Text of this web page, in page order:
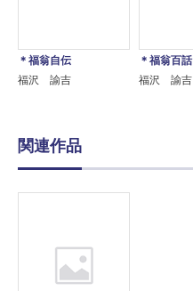
＊福翁自伝
福沢 諭吉
＊福翁百話
福沢 諭吉
関連作品